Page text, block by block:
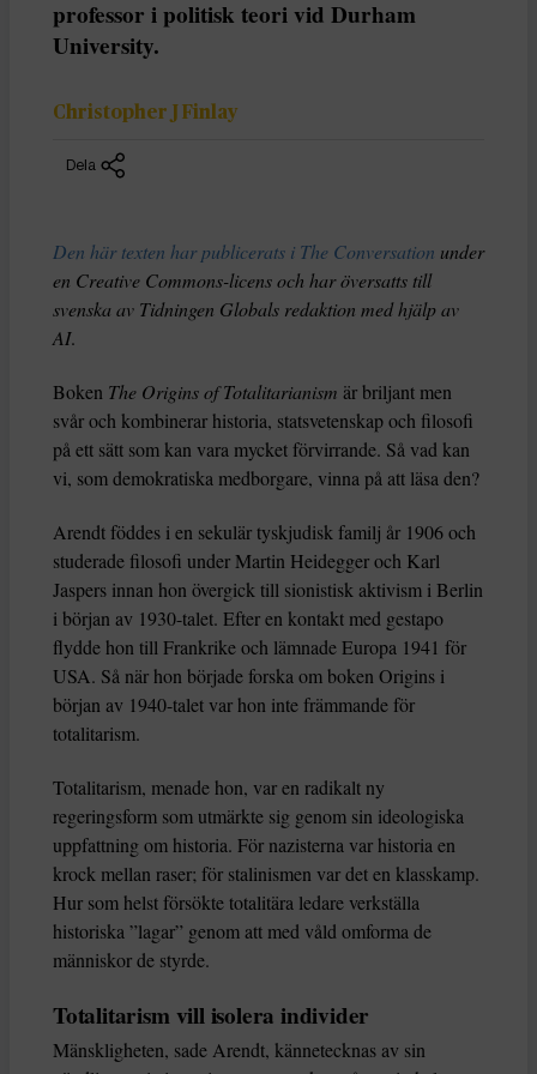
professor i politisk teori vid Durham
University.
Christopher J Finlay
Dela
Den här texten har publicerats i The Conversation under
en Creative Commons-licens och har översatts till
svenska av Tidningen Globals redaktion med hjälp av
AI.
Boken The Origins of Totalitarianism är briljant men
svår och kombinerar historia, statsvetenskap och filosofi
på ett sätt som kan vara mycket förvirrande. Så vad kan
vi, som demokratiska medborgare, vinna på att läsa den?
Arendt föddes i en sekulär tyskjudisk familj år 1906 och
studerade filosofi under Martin Heidegger och Karl
Jaspers innan hon övergick till sionistisk aktivism i Berlin
i början av 1930-talet. Efter en kontakt med gestapo
flydde hon till Frankrike och lämnade Europa 1941 för
USA. Så när hon började forska om boken Origins i
början av 1940-talet var hon inte främmande för
totalitarism.
Totalitarism, menade hon, var en radikalt ny
regeringsform som utmärkte sig genom sin ideologiska
uppfattning om historia. För nazisterna var historia en
krock mellan raser; för stalinismen var det en klasskamp.
Hur som helst försökte totalitära ledare verkställa
historiska ”lagar” genom att med våld omforma de
människor de styrde.
Totalitarism vill isolera individer
Mänskligheten, sade Arendt, kännetecknas av sin